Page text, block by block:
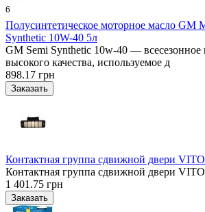
6
Полусинтетическое моторное масло GM
Synthetic 10W-40 5л
GM Semi Synthetic 10w-40 — всесезонное
высокого качества, используемое д
898.17 грн
Контактная группа сдвижной двери
Контактная группа сдвижной двери
1 401.75 грн